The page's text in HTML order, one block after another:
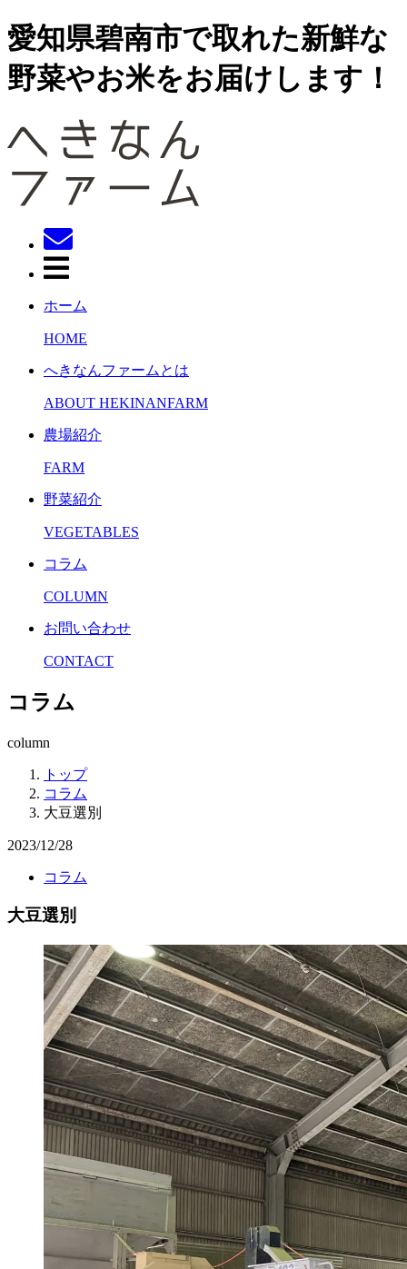
愛知県碧南市で取れた新鮮な
野菜やお米をお届けします！
ホーム
HOME
へきなんファームとは
ABOUT HEKINANFARM
農場紹介
FARM
野菜紹介
VEGETABLES
コラム
COLUMN
お問い合わせ
CONTACT
コラム
column
トップ
コラム
大豆選別
2023/12/28
コラム
大豆選別